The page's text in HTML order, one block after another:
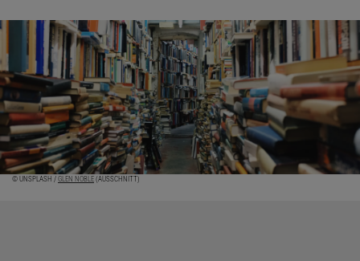
© UNSPLASH / GLEN NOBLE (AUSSCHNITT)